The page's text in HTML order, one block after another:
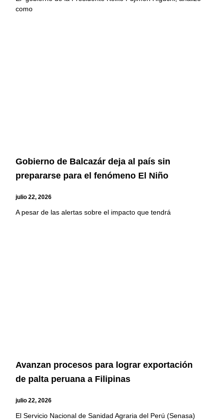
como
Gobierno de Balcazár deja al país sin
prepararse para el fenómeno El Niño
julio 22, 2026
A pesar de las alertas sobre el impacto que tendrá
Avanzan procesos para lograr exportación
de palta peruana a Filipinas
julio 22, 2026
El Servicio Nacional de Sanidad Agraria del Perú (Senasa)